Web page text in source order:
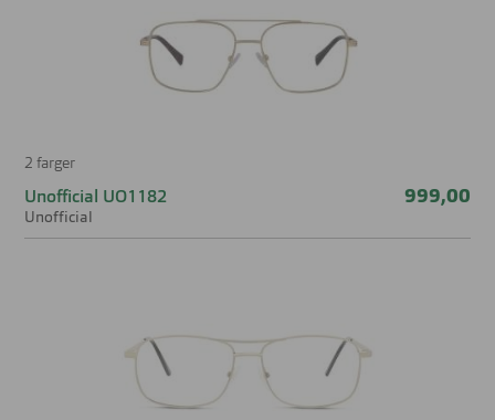
2 farger
Unofficial UO1182
Unofficial
999,00